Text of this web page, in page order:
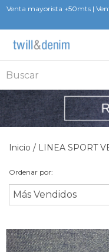
Venta mayorista +50mts |
Inicio / LINEA SPORT
Ordenar por: